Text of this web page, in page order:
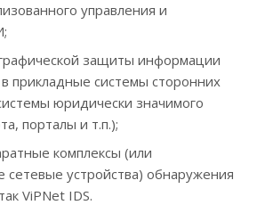
управления и
защиты информации
прикладные системы сторонних
юридически значимого
порталы и т.п.);
комплексы (или
сетевые устройства) обнаружения
ViPNet IDS.